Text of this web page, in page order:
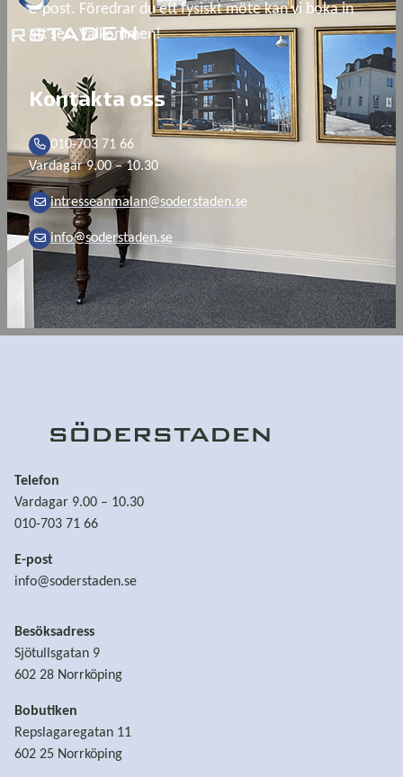
e-post. Föredrar du ett fysiskt möte kan vi boka in
att ses. Välkommen!
Kontakta oss
010-703 71 66
Vardagar 9.00 – 10.30
intresseanmalan@soderstaden.se
info@soderstaden.se
Telefon
Vardagar 9.00 – 10.30
010-703 71 66
E-post
info@soderstaden.se
Besöksadress
Sjötullsgatan 9
602 28 Norrköping
Bobutiken
Repslagaregatan 11
602 25 Norrköping